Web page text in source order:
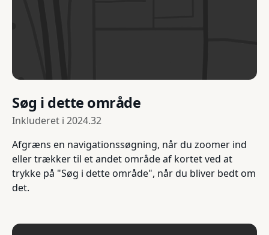
Søg i dette område
Inkluderet i 2024.32
Afgræns en navigationssøgning, når du zoomer ind
eller trækker til et andet område af kortet ved at
trykke på "Søg i dette område", når du bliver bedt om
det.